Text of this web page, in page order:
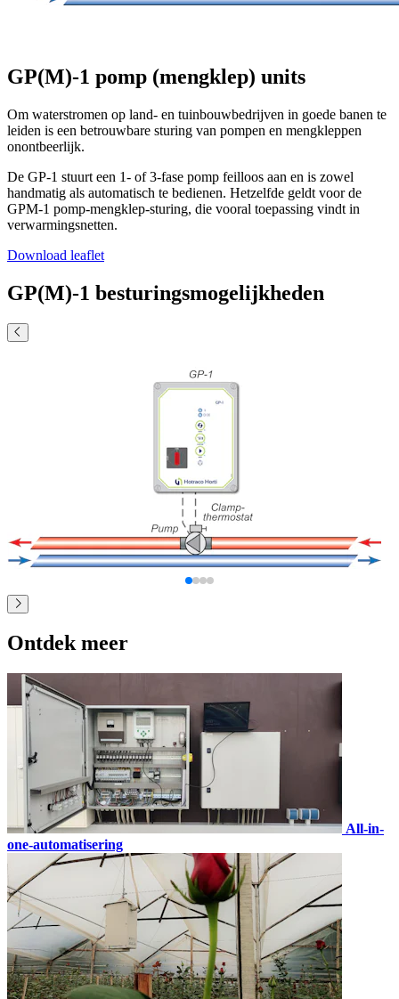
GP(M)-1 pomp (mengklep) units
Om waterstromen op land- en tuinbouwbedrijven in goede banen te
leiden is een betrouwbare sturing van pompen en mengkleppen
onontbeerlijk.
De GP-1 stuurt een 1- of 3-fase pomp feilloos aan en is zowel
handmatig als automatisch te bedienen. Hetzelfde geldt voor de
GPM-1 pomp-mengklep-sturing, die vooral toepassing vindt in
verwarmingsnetten.
Download leaflet
GP(M)-1 besturingsmogelijkheden
Ontdek meer
All-in-
one-automatisering